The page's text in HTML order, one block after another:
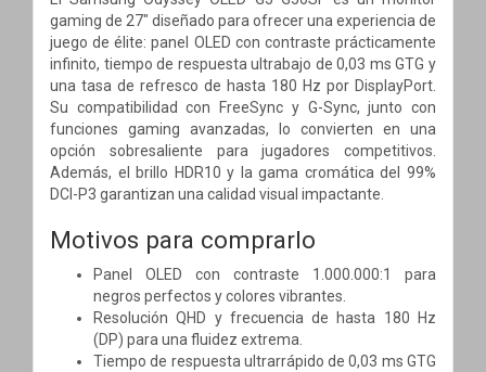
gaming de 27" diseñado para ofrecer una experiencia de
juego de élite: panel OLED con contraste prácticamente
infinito, tiempo de respuesta ultrabajo de 0,03 ms GTG y
una tasa de refresco de hasta 180 Hz por DisplayPort.
Su compatibilidad con FreeSync y G-Sync, junto con
funciones gaming avanzadas, lo convierten en una
opción sobresaliente para jugadores competitivos.
Además, el brillo HDR10 y la gama cromática del 99%
DCI-P3 garantizan una calidad visual impactante.
Motivos para comprarlo
Panel OLED con contraste 1.000.000:1 para
negros perfectos y colores vibrantes.
Resolución QHD y frecuencia de hasta 180 Hz
(DP) para una fluidez extrema.
Tiempo de respuesta ultrarrápido de 0,03 ms GTG